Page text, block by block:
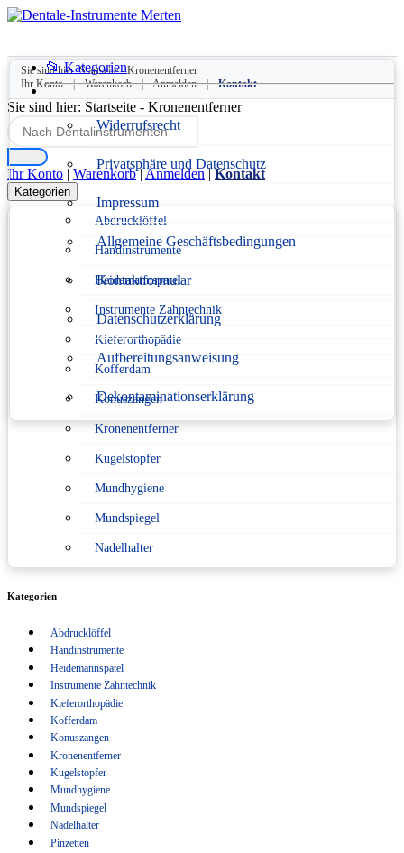
📂 Kategorien
Widerrufsrecht
Privatsphäre und Datenschutz
Impressum
Allgemeine Geschäftsbedingungen
Kontaktformular
Datenschutzerklärung
Aufbereitungsanweisung
Dekontaminationserklärung
Konformitätserklärung nach
Medizinprodukterecht
Sitemap
Verpackungsverordnung
Sie sind hier:Startseite -Kronenentferner
Ihr Konto
| Warenkorb | Anmelden | Kontakt
Sie sind hier: Startseite - Kronenentferner
Ihr Konto | Warenkorb | Anmelden | Kontakt
Kategorien
Abdrucklöffel
Handinstrumente
Heidemannspatel
Instrumente Zahntechnik
Kieferorthopädie
Kofferdam
Konuszangen
Kronenentferner
Kugelstopfer
Mundhygiene
Mundspiegel
Nadelhalter
Scheren
Schlüsselanhänger
Sonden
Spritzen
Sterilisation
Tasterzirkel Messzirkel
Wundhaken
Kategorien
Abdrucklöffel
Handinstrumente
Heidemannspatel
Instrumente Zahntechnik
Kieferorthopädie
Kofferdam
Konuszangen
Kronenentferner
Kugelstopfer
Mundhygiene
Mundspiegel
Nadelhalter
Pinzetten